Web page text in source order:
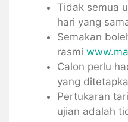
Tidak semua
hari yang
Semakan
rasmi
Calon perlu
yang
Pertukaran
ujian adalah